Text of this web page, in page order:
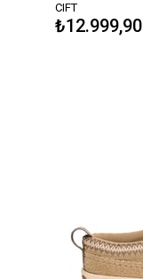
CIFT
₺12.999,90